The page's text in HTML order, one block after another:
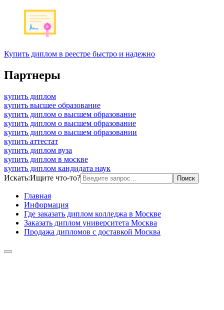
Купить диплом в реестре быстро и надежно
Партнеры
купить диплом
купить высшее образование
купить диплом о высшем образование
купить диплом о высшем образование
купить диплом о высшем образовании
купить аттестат
купить диплом вуза
купить диплом в москве
купить диплом кандидата наук
Искать:Ищите что-то?
Главная
Информация
Где заказать диплом колледжа в Москве
Заказать диплом университета Москва
Продажа дипломов с доставкой Москва